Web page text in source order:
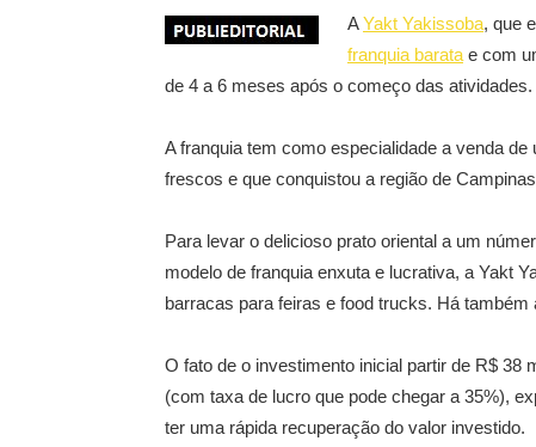
AYakt Yakissoba, que
franquia barata e com
de 4 a 6 meses após o começo das atividades.
A franquia tem como especialidade a venda
frescos e que conquistou a região de
Para levar o delicioso prato oriental a um
modelo de franquia enxuta e lucrativa, a Yakt
barracas para feiras e food trucks. Há
O fato de o investimento inicial partir de R$ 38
(com taxa de lucro que pode chegar a 35%),
ter uma rápida recuperação do valor investido.